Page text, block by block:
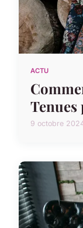
ACTU
Tenues
9 octobre